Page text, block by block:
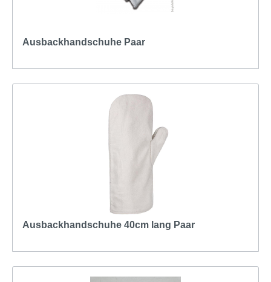
Ausbackhandschuhe Paar
Ausbackhandschuhe 40cm lang Paar